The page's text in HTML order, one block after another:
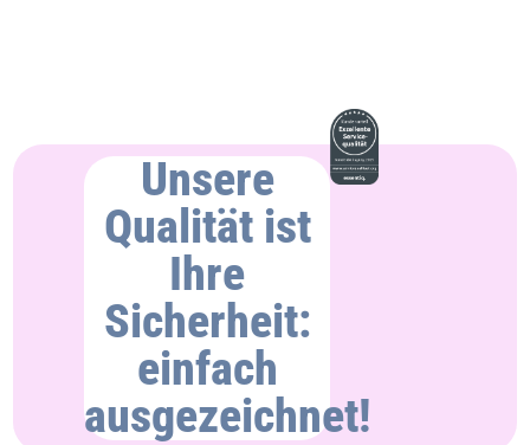
Unsere
Qualität ist
Ihre
Sicherheit:
einfach
ausgezeichnet!